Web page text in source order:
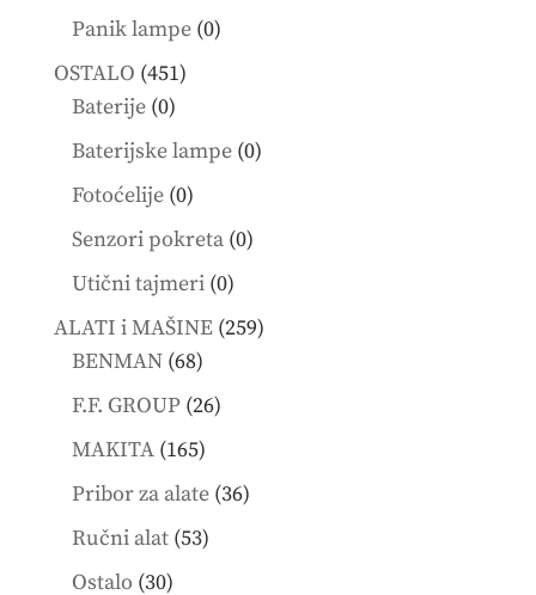
Panik lampe 00
OSTALO 451451
Baterije 00
products
Baterijske lampe 00
Fotoćelije 00
products
Senzori pokreta 00
Utični tajmeri 00
products
ALATI i MAŠINE 259259
BENMAN 6868
products
F.F. GROUP 2626
MAKITA 165165
products
Pribor za alate 3636
Ručni alat 5353
Ostalo 3030